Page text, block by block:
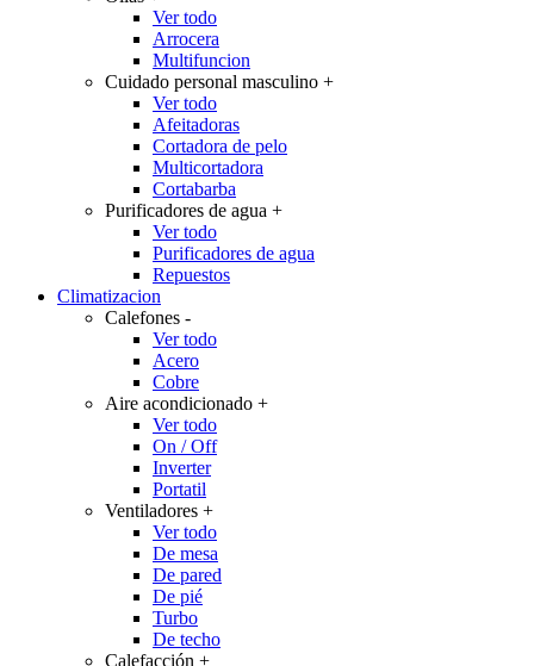
Ver todo
Arrocera
Multifuncion
Cuidado personal masculino +
Ver todo
Afeitadoras
Cortadora de pelo
Multicortadora
Cortabarba
Purificadores de agua +
Ver todo
Purificadores de agua
Repuestos
Climatizacion
Calefones -
Ver todo
Acero
Cobre
Aire acondicionado +
Ver todo
On / Off
Inverter
Portatil
Ventiladores +
Ver todo
De mesa
De pared
De pié
Turbo
De techo
Calefacción +